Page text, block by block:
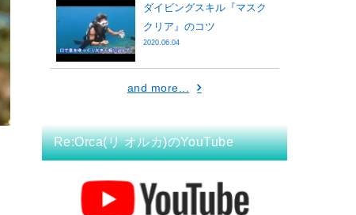
ダイビングスキル『マスク
クリア』のコツ
2020.06.04
and more...
Re:Orca(リ オルカ)のYouTube